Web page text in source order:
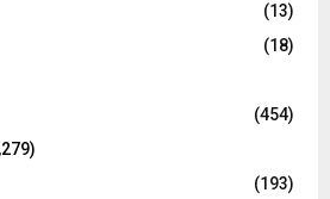
(13)
(18)
(454)
(193)